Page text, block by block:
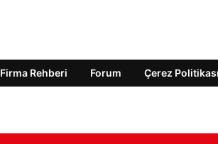
Firma Rehberi Forum Çerez Politikası